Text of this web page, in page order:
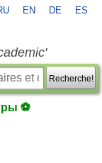
EN DE ES
Recherche!
⚽